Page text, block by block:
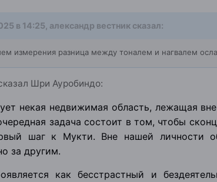
в 14:25, александр вестниксказал:
измерения разница между тоналем и нагвалем
Шри Ауробиндо:
некая недвижимая область, лежащая
задача состоит в том, чтобы
шаг к Мукти. Вне нашей личности
за другим.
как бесстрастный и